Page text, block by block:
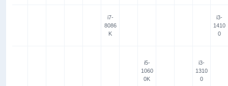
i7-
8086
K
i3-
1410
0
i5-
1060
0K
i3-
1310
0